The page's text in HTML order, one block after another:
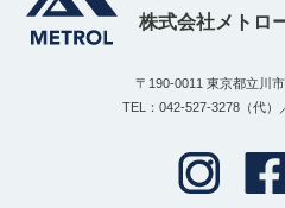
株式会社メトロ
〒190-0011 東京都立川
TEL：042-527-3278（代）